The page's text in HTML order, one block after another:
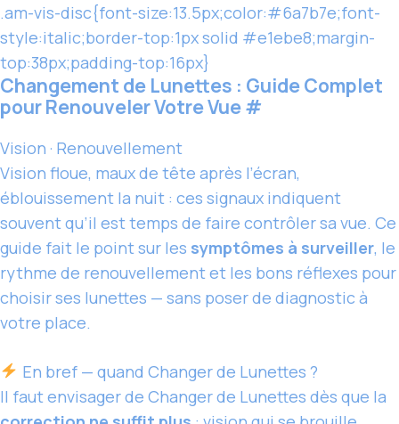
.am-vis-disc{font-size:13.5px;color:#6a7b7e;font-
style:italic;border-top:1px solid #e1ebe8;margin-
top:38px;padding-top:16px}
Changement de Lunettes : Guide Complet
pour Renouveler Votre Vue#
Vision · Renouvellement
Vision floue, maux de tête après l’écran,
éblouissement la nuit : ces signaux indiquent
souvent qu’il est temps de faire contrôler sa vue. Ce
guide fait le point sur les symptômes à surveiller, le
rythme de renouvellement et les bons réflexes pour
choisir ses lunettes — sans poser de diagnostic à
votre place.
En bref — quand Changer de Lunettes ?
Il faut envisager de Changer de Lunettes dès que la